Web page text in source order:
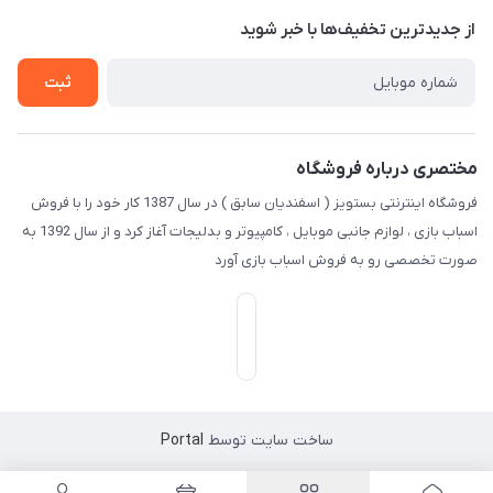
درباره ما
راهنما
از جدید‌ترین تخفیف‌ها با‌ خبر شوید
ثبت
مختصری درباره فروشگاه
فروشگاه اینترنتی بستویز ( اسفندیان سابق ) در سال 1387 کار خود را با فروش
اسباب بازی ، لوازم جانبی موبایل ، کامپیوتر و بدلیجات آغاز کرد و از سال 1392 به
صورت تخصصی رو به فروش اسباب بازی آورد
ساخت سایت توسط Portal